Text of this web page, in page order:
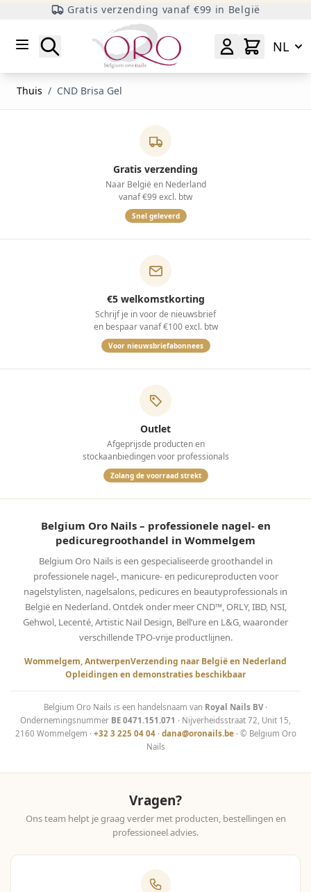
Gratis verzending vanaf €99 in België
Zoeken
NL
Thuis / CND Brisa Gel
Gratis verzending
Naar België en Nederland
vanaf €99 excl. btw
Snel geleverd
€5 welkomstkorting
Schrijf je in voor de nieuwsbrief
en bespaar vanaf €100 excl. btw
Voor nieuwsbriefabonnees
Outlet
Afgeprijsde producten en
stockaanbiedingen voor professionals
Zolang de voorraad strekt
Belgium Oro Nails – professionele nagel- en
pedicuregroothandel in Wommelgem
Belgium Oro Nails is een gespecialiseerde groothandel in
professionele nagel-, manicure- en pedicureproducten voor
nagelstylisten, nagelsalons, pedicures en beautyprofessionals in
België en Nederland. Ontdek onder meer CND™, ORLY, IBD, NSI,
Gehwol, Lecenté, Artistic Nail Design, Bell’ure en L&G, waaronder
verschillende TPO-vrije productlijnen.
Wommelgem, AntwerpenVerzending naar België en Nederland
Opleidingen en demonstraties beschikbaar
Belgium Oro Nails is een handelsnaam van Royal Nails BV·
Ondernemingsnummer BE 0471.151.071 · Nijverheidsstraat 72, Unit 15,
2160 Wommelgem · +32 3 225 04 04· dana@oronails.be· © Belgium Oro
Nails
Vragen?
Ons team helpt je graag verder met producten, bestellingen en
professioneel advies.